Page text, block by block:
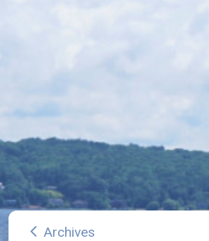
arrow_back_ios Archives